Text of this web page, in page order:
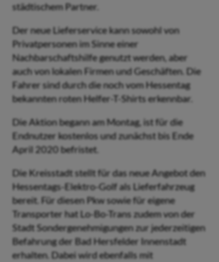
städtischem Partner.
Der neue Lieferservice kann sowohl von
Privatpersonen im Sinne einer
Nachbarschaftshilfe genutzt werden, aber
auch von lokalen Firmen und Geschäften. Die
Fahrer sind durch die noch vom Hessentag
bekannten roten Helfer-T-Shirts erkennbar.
Die Aktion begann am Montag, ist für die
Endnutzer kostenlos und zunächst bis Ende
April 2020 befristet.
Die Kreisstadt stellt für das neue Angebot den
Hessentags-Elektro-Golf als Lieferfahrzeug
bereit. Für diesen Pkw sowie für eigene
Transporter hat Lo-Bo-Trans zudem von der
Stadt Sondergenehmigungen zur jederzeitigen
Befahrung der Bad Hersfelder Innenstadt
erhalten. Dabei wird ebenfalls mit